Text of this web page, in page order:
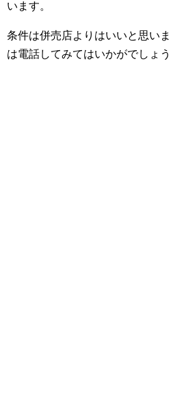
います。
条件は併売店よりはいいと思い
は電話してみてはいかがでしょう